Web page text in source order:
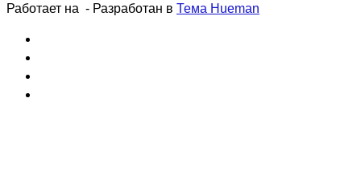
Работает на - Разработан в Тема Hueman